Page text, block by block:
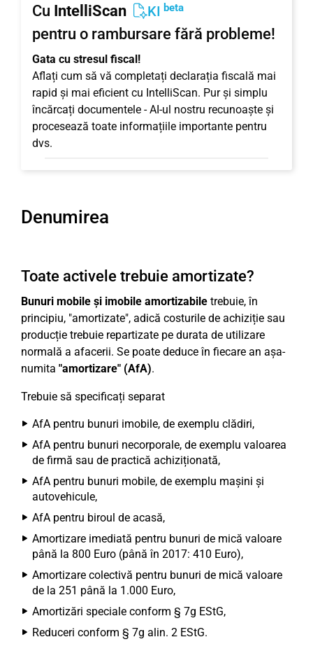
Cu IntelliScan KI beta
pentru o rambursare fără probleme!
Gata cu stresul fiscal!
Aflați cum să vă completați declarația fiscală mai
rapid și mai eficient cu IntelliScan. Pur și simplu
încărcați documentele - AI-ul nostru recunoaște și
procesează toate informațiile importante pentru
dvs.
Denumirea
Toate activele trebuie amortizate?
Bunuri mobile și imobile amortizabile trebuie, în
principiu, "amortizate", adică costurile de achiziție sau
producție trebuie repartizate pe durata de utilizare
normală a afacerii. Se poate deduce în fiecare an așa-
numita "amortizare" (AfA).
Trebuie să specificați separat
AfA pentru bunuri imobile, de exemplu clădiri,
AfA pentru bunuri necorporale, de exemplu valoarea
de firmă sau de practică achiziționată,
AfA pentru bunuri mobile, de exemplu mașini și
autovehicule,
AfA pentru biroul de acasă,
Amortizare imediată pentru bunuri de mică valoare
până la 800 Euro (până în 2017: 410 Euro),
Amortizare colectivă pentru bunuri de mică valoare
de la 251 până la 1.000 Euro,
Amortizări speciale conform § 7g EStG,
Reduceri conform § 7g alin. 2 EStG.